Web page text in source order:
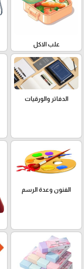
علب الاكل
الدفاتر والورقيات
الفنون وعدة الرسم